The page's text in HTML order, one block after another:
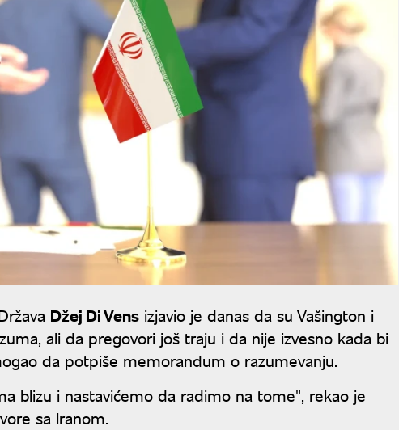
Džej Di Vens izjavio je danas da su Vašington i
ali da pregovori još traju i da nije izvesno kada bi
da potpiše memorandum o razumevanju.
blizu i nastavićemo da radimo na tome", rekao je
sa Iranom.